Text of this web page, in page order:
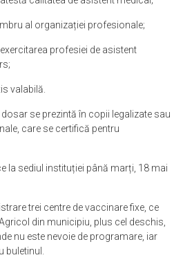
al organizației profesionale;
profesiei de asistent
valabilă.
se prezintă în copii legalizate sau
care se certifică pentru
la sediul instituției până marți, 18 mai
trei centre de vaccinare fixe, ce
din municipiu, plus cel deschis,
nu este nevoie de programare, iar